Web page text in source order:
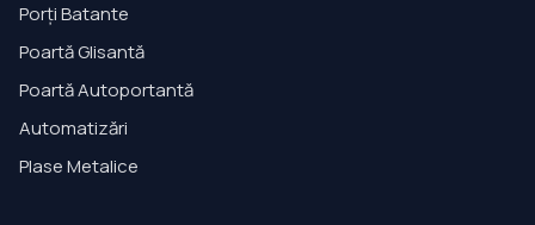
Porți Batante
Poartă Glisantă
Poartă Autoportantă
Automatizări
Plase Metalice